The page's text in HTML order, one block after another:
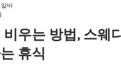
좋다”, “시간이 자유롭다” 같은
해보기 전까지는 어떤 점이 좋고,
본 마사지 알바 유흥알바 를 기준으
말고 현실적인 장점과 단점 을
비우는 방법, 스웨
휴식
바